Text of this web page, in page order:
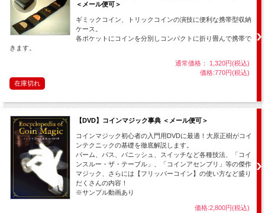
ていきます！
※使用するカード（名刺でも可）やグラス、ハンカチ、シルクはお手持ちのものを
マジックができます。
コインの交換現象やグラスの貫通といった定番人気マジックから、少しユニ
ークでビジュアルなものまで、説明書に解説されているものはどれも実用的
で、見た人が驚きの声を上げる素晴らしいマジックばかり。
組み合わせと手順構成が秀逸で、その名の通り、銀貨（ハーフダラー）と銅
貨（イングリッシュペニー）を使ったマジックの集大成のような内容となっ
ています。
＜メール便可＞
ギミックコイン、トリックコインの演技に便利な携帯型収納
ケース。
各ポケットにコインを分別しコンパクトに折り畳んで携帯で
きます。
通常価格： 1,320円(税込)
価格:770円(税込)
在庫切れ
【DVD】コインマジック事典 ＜メール便可＞
コインマジック初心者の入門用DVDに最適！大原正樹がコイ
ンテクニックの基礎を徹底解説します。
パーム、パス、バニッシュ、スイッチなど各種技法、「コイ
ンスルー・ザ・テーブル」、「コインアセンブリ」等の傑作
マジック、さらには【フリッパーコイン】の使い方など盛り
だくさんの内容！
※サンプル動画あり
価格:2,800円(税込)